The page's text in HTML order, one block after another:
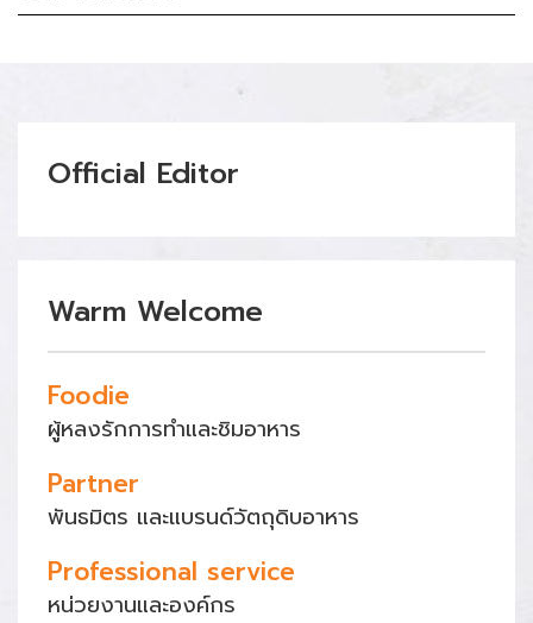
Official Editor
Warm Welcome
Foodie
ผู้หลงรักการทำและชิมอาหาร
Partner
พันธมิตร และแบรนด์วัตถุดิบอาหาร
Professional service
หน่วยงานและองค์กร